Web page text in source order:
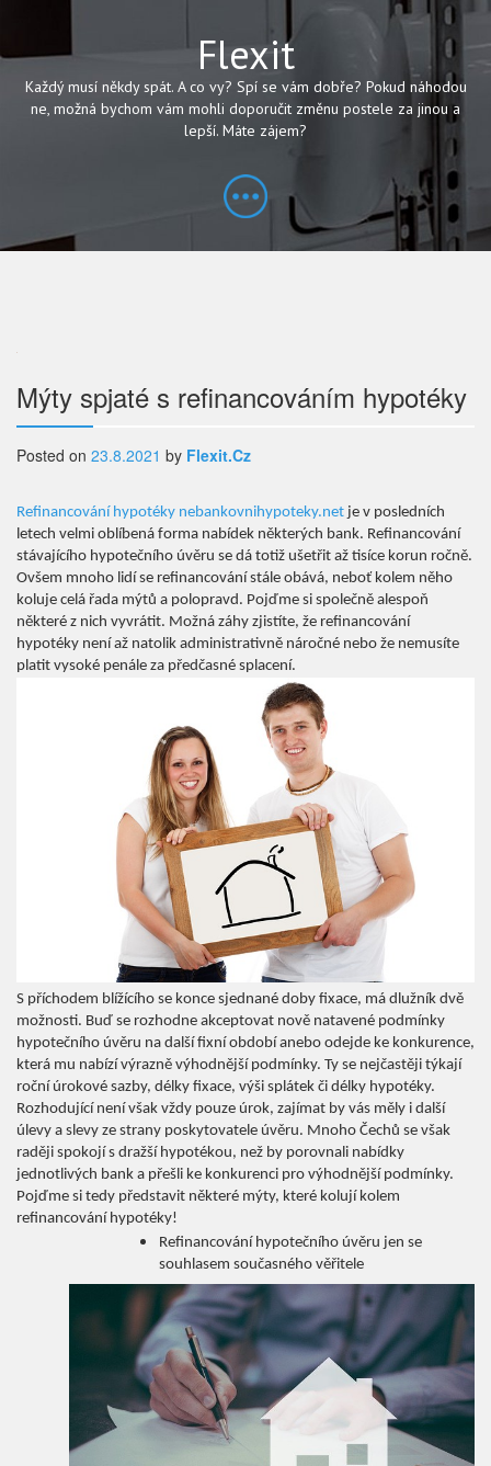
Flexit
Každý musí někdy spát. A co vy? Spí se vám dobře? Pokud náhodou
ne, možná bychom vám mohli doporučit změnu postele za jinou a
lepší. Máte zájem?
Mýty spjaté s refinancováním hypotéky
Posted on 23.8.2021 by Flexit.cz
Refinancování hypotéky nebankovnihypoteky.net je v posledních
letech velmi oblíbená forma nabídek některých bank. Refinancování
stávajícího hypotečního úvěru se dá totiž ušetřit až tisíce korun ročně.
Ovšem mnoho lidí se refinancování stále obává, neboť kolem něho
koluje celá řada mýtů a polopravd. Pojďme si společně alespoň
některé z nich vyvrátit. Možná záhy zjistíte, že refinancování
hypotéky není až natolik administrativně náročné nebo že nemusíte
platit vysoké penále za předčasné splacení.
S příchodem blížícího se konce sjednané doby fixace, má dlužník dvě
možnosti. Buď se rozhodne akceptovat nově natavené podmínky
hypotečního úvěru na další fixní období anebo odejde ke konkurence,
která mu nabízí výrazně výhodnější podmínky. Ty se nejčastěji týkají
roční úrokové sazby, délky fixace, výši splátek či délky hypotéky.
Rozhodující není však vždy pouze úrok, zajímat by vás měly i další
úlevy a slevy ze strany poskytovatele úvěru. Mnoho Čechů se však
raději spokojí s dražší hypotékou, než by porovnali nabídky
jednotlivých bank a přešli ke konkurenci pro výhodnější podmínky.
Pojďme si tedy představit některé mýty, které kolují kolem
refinancování hypotéky!
Refinancování hypotečního úvěru jen se
souhlasem současného věřitele
Navigace
pro
příspěvek